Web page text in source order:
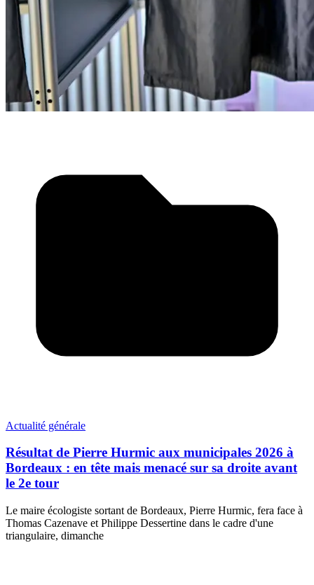
Actualité générale
Résultat de Pierre Hurmic aux municipales 2026 à
Bordeaux : en tête mais menacé sur sa droite avant
le 2e tour
Le maire écologiste sortant de Bordeaux, Pierre Hurmic, fera face à
Thomas Cazenave et Philippe Dessertine dans le cadre d'une
triangulaire, dimanche